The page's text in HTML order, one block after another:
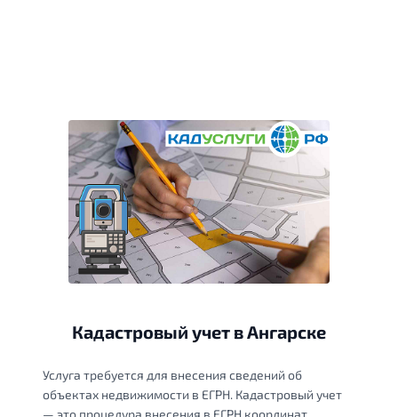
Кадастровый учет в Ангарске
Услуга требуется для внесения сведений об
объектах недвижимости в ЕГРН. Кадастровый учет
— это процедура внесения в ЕГРН координат,